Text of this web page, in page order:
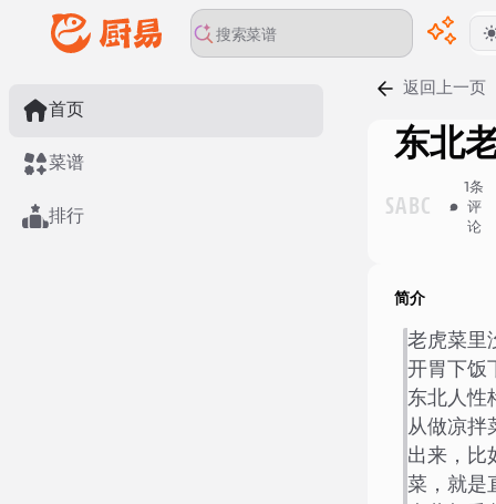
首页
菜谱
排行
返回上一页
东北
SA BC
1条
评
论
简介
老虎菜里
开胃下饭
东北人性
从做凉拌
出来，比
菜，就是